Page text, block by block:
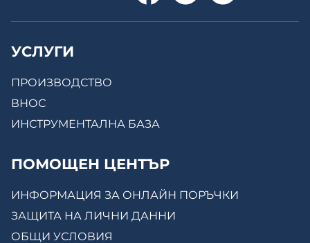
УСЛУГИ
ПРОИЗВОДСТВО
ВНОС
ИНСТРУМЕНТАЛНА БАЗА
ПОМОЩЕН ЦЕНТЪР
ИНФОРМАЦИЯ ЗА ОНЛАЙН ПОРЪЧКИ
ЗАЩИТА НА ЛИЧНИ ДАННИ
ОБЩИ УСЛОВИЯ